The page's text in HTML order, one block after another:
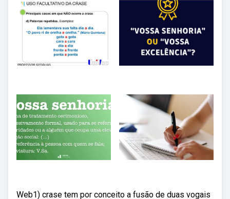
Web1) crase tem por conceito a fusão de duas vogais